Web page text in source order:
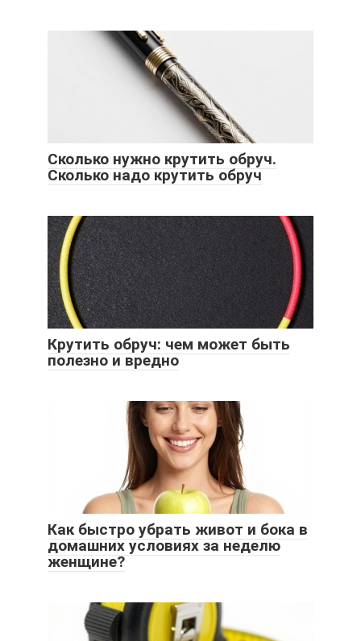
Сколько нужно крутить обруч.
Сколько надо крутить обруч
Крутить обруч: чем может быть
полезно и вредно
Как быстро убрать живот и бока в
домашних условиях за неделю
женщине?